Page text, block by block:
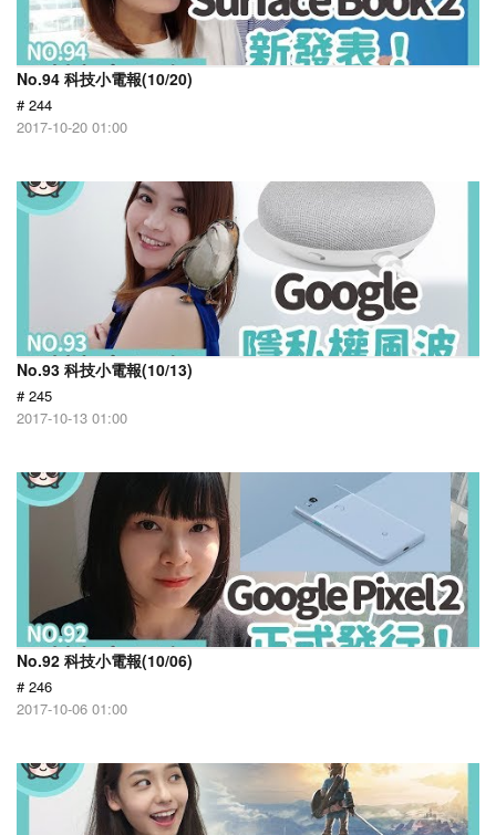
No.94 科技小電報(10/20)
# 244
2017-10-20 01:00
No.93 科技小電報(10/13)
# 245
2017-10-13 01:00
No.92 科技小電報(10/06)
# 246
2017-10-06 01:00